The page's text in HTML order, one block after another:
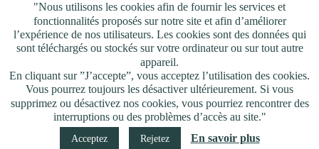
Articles Phares
Mentions légales
Politique de confidentialité
"Nous utilisons les cookies afin de fournir les services et
fonctionnalités proposés sur notre site et afin d’améliorer
l’expérience de nos utilisateurs. Les cookies sont des données qui
sont téléchargés ou stockés sur votre ordinateur ou sur tout autre
appareil.
En cliquant sur ”J’accepte”, vous acceptez l’utilisation des cookies.
Vous pourrez toujours les désactiver ultérieurement. Si vous
supprimez ou désactivez nos cookies, vous pourriez rencontrer des
interruptions ou des problèmes d’accès au site."
Acceptez Rejetez En savoir plus